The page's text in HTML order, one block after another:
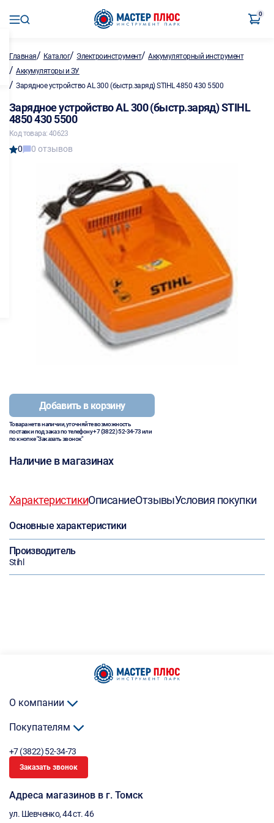
0
Главная/ Каталог/ Электроинструмент/Аккумуляторный инструмент
/ Аккумуляторы и ЗУ
/ Зарядное устройство AL 300 (быстр.заряд) STIHL 4850 430 5500
Зарядное устройство AL 300 (быстр.заряд) STIHL
4850 430 5500
Код товара: 40623
0 0 отзывов
Добавить в корзину
Товара нет в наличии, уточняйте возможность
поставки под заказ по телефону+7 (3822) 52-34-73или
по кнопке "Заказать звонок"
Наличие в магазинах
ХарактеристикиОписаниеОтзывыУсловия покупки
Основные характеристики
Производитель
Stihl
О компании
Покупателям
+7 (3822) 52-34-73
Заказать звонок
Адреса магазинов в г. Томск
ул. Шевченко, 44 ст. 46